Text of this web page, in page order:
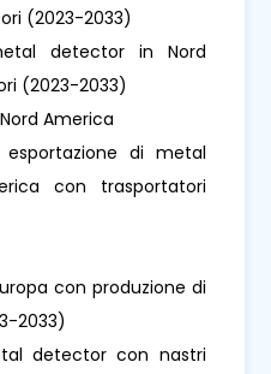
(2023-2033)
detector in Nord
(2023-2033)
America
di metal
con trasportatori
con produzione di
2033)
detector con nastri